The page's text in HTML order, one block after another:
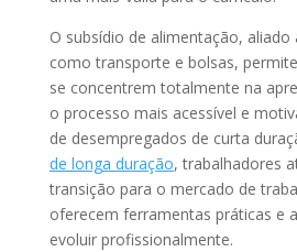
O subsídio de alimentação,
como transporte e bolsas,
se concentrem totalmente na
o processo mais acessível e
de desempregados de curta
de longa duração, trabalhadores
transição para o mercado de
oferecem ferramentas práticas e
evoluir profissionalmente.